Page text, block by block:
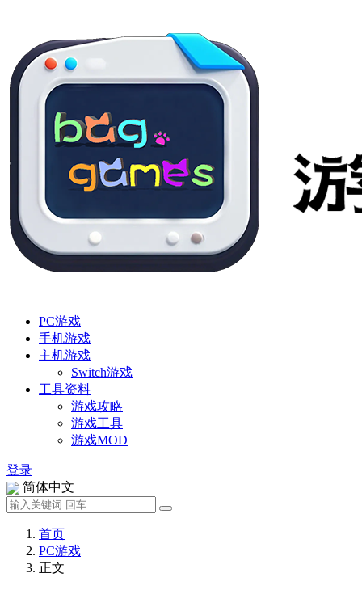
PC游戏
手机游戏
主机游戏
Switch游戏
工具资料
游戏攻略
游戏工具
游戏MOD
登录
简体中文
首页
PC游戏
正文